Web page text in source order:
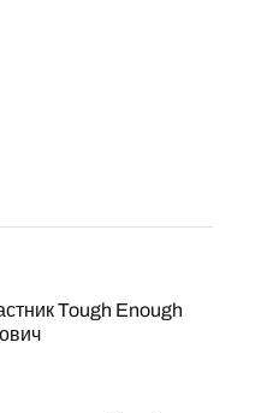
Tough Enough